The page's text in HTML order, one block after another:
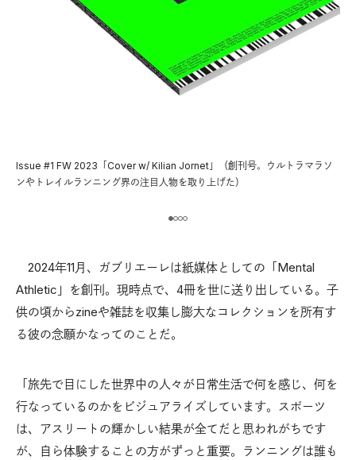
Issue #1 FW 2023「Cover w/ Kilian Jornet」（創刊号。ウルトラマラソ
ンやトレイルランニング界の注目人物を取り上げた）
2024年11月、ガブリエーレは紙媒体としての「Mental
Athletic」を創刊。現時点で、4冊を世に送り出している。子
供の頃からzineや雑誌を収集し膨大なコレクションを所有す
る彼の念願かなってのことだ。
「旅先で目にした世界中の人々が日常生活で何を感じ、何を
行なっているのかをビジュアライズしています。スポーツ
は、アスリートの輝かしい結果が全てだと思われがちです
が、自ら体験することの方がずっと重要。ランニングは誰も